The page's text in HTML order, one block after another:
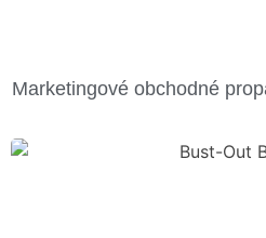
Marketingové obchodné